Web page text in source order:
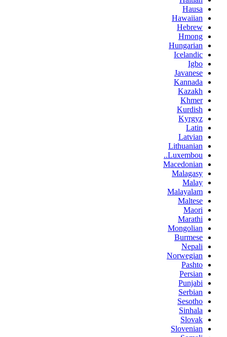
Hausa
Hawaiian
Hebrew
Hmong
Hungarian
Icelandic
Igbo
Javanese
Kannada
Kazakh
Khmer
Kurdish
Kyrgyz
Latin
Latvian
Lithuanian
Luxembou..
Macedonian
Malagasy
Malay
Malayalam
Maltese
Maori
Marathi
Mongolian
Burmese
Nepali
Norwegian
Pashto
Persian
Punjabi
Serbian
Sesotho
Sinhala
Slovak
Slovenian